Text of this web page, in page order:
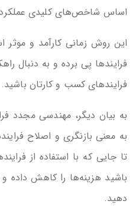
اساس شاخص‌های کلیدی
این روش زمانی کارآمد و موثر
فرایندها پی برده و به دنبال
فرایندهای کسب و کارتان باشید.
به معنی بازنگری و اصلاح
تا جایی که با استفاده از
باشید هزینه‌ها را کاهش داده
دهید.